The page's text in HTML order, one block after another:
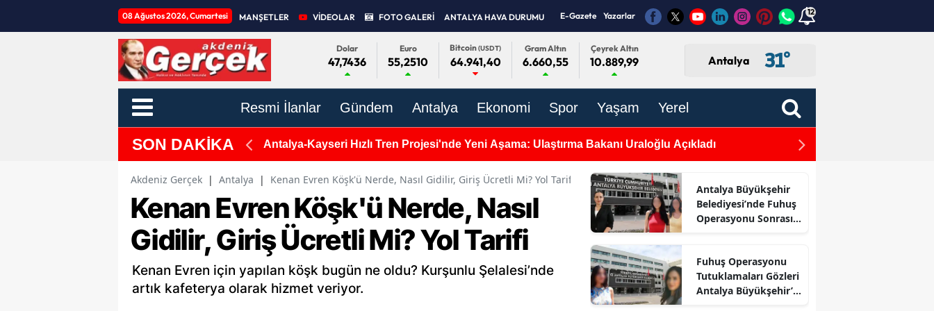
08 Ağustos 2026, Cumartesi MANŞETLER VİDEOLAR FOTO GALERİ ANTALYA HAVA DURUMU E-Gazete Yazarlar 12
Dolar
47,7436
Euro
55,2510
Bitcoin(USDT)
64.941,40
Gram Altın
6.660,55
Çeyrek Altın
10.889,99 Antalya 31°
Resmi İlanlar Gündem Antalya Ekonomi Spor Yaşam Yerel
SON DAKİKA Antalya-Kayseri Hızlı Tren Projesi'nde Yeni Aşama: Ulaştırma Bakanı Uraloğlu Açıkladı Aliye Coşar’dan Çocuk
Akdeniz Gerçek | Antalya | Kenan Evren Köşk'ü Nerde, Nasıl Gidilir, Giriş Ücretli Mi? Yol Tarifi
Kenan Evren Köşk'ü Nerde, Nasıl
Gidilir, Giriş Ücretli Mi? Yol Tarifi
Kenan Evren için yapılan köşk bugün ne oldu? Kurşunlu Şelalesi’nde
artık kafeterya olarak hizmet veriyor.
Antalya Büyükşehir
Belediyesi’nde Fuhuş
Operasyonu Sonrası
Fuhuş Operasyonu
Tutuklamaları Gözleri
Antalya Büyükşehir’e